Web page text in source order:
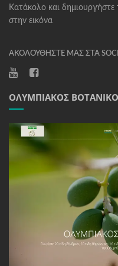
Κατάκολο και δημιουργήστε
στην εικόνα
ΑΚΟΛΟΥΘΉΣΤΕ ΜΑΣ ΣΤΑ
ΟΛΥΜΠΙΑΚΌΣ